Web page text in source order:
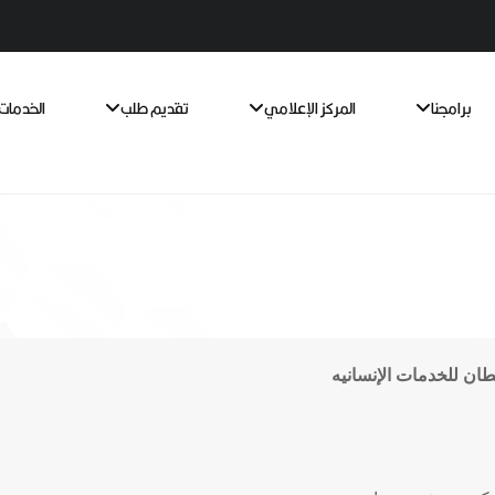
برامجنا المركز الإعلامي تقديم طلب
للخدمات الإنسانيه